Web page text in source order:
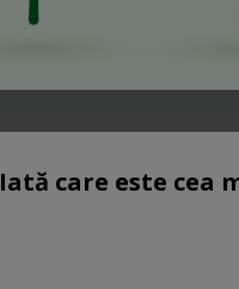
Iată care este cea